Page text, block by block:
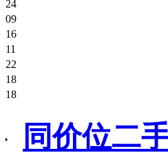
面议
45.00万
保时捷718Cayman
面议
24
奥迪A4L
17.80万
09
丰田RAV4 四驱豪华版
面议
16
本田缤智CVT两驱舒适型
面议
11
现代悦动自动天窗版
22
23款奥迪A6L
30.88万
18
11.30万
18
路虎揽胜行政
53.80万同价位二